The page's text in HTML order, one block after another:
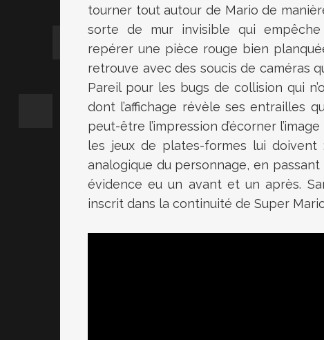
tourner tout autour de Mario de
sorte de mur invisible qui empêche
repérer une pièce rouge bien
retrouve avec des soucis de caméras
Pareil pour les bugs de collision qui
dont l’affichage révèle ses entrailles
peut-être l’impression d’écorner
les jeux de plates-formes lui doivent
analogique du personnage, en passant
évidence eu un avant et un après.
inscrit dans la continuité de Super